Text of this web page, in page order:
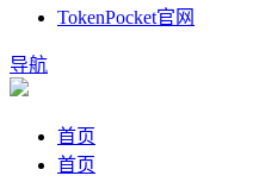
TokenPocket官网
导航
首页
首页